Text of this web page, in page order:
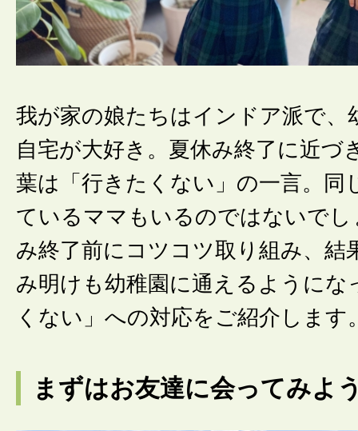
我が家の娘たちはインドア派で、
自宅が大好き。夏休み終了に近づ
葉は「行きたくない」の一言。同
ているママもいるのではないでし
み終了前にコツコツ取り組み、結
み明けも幼稚園に通えるようにな
くない」への対応をご紹介します
まずはお友達に会ってみよ